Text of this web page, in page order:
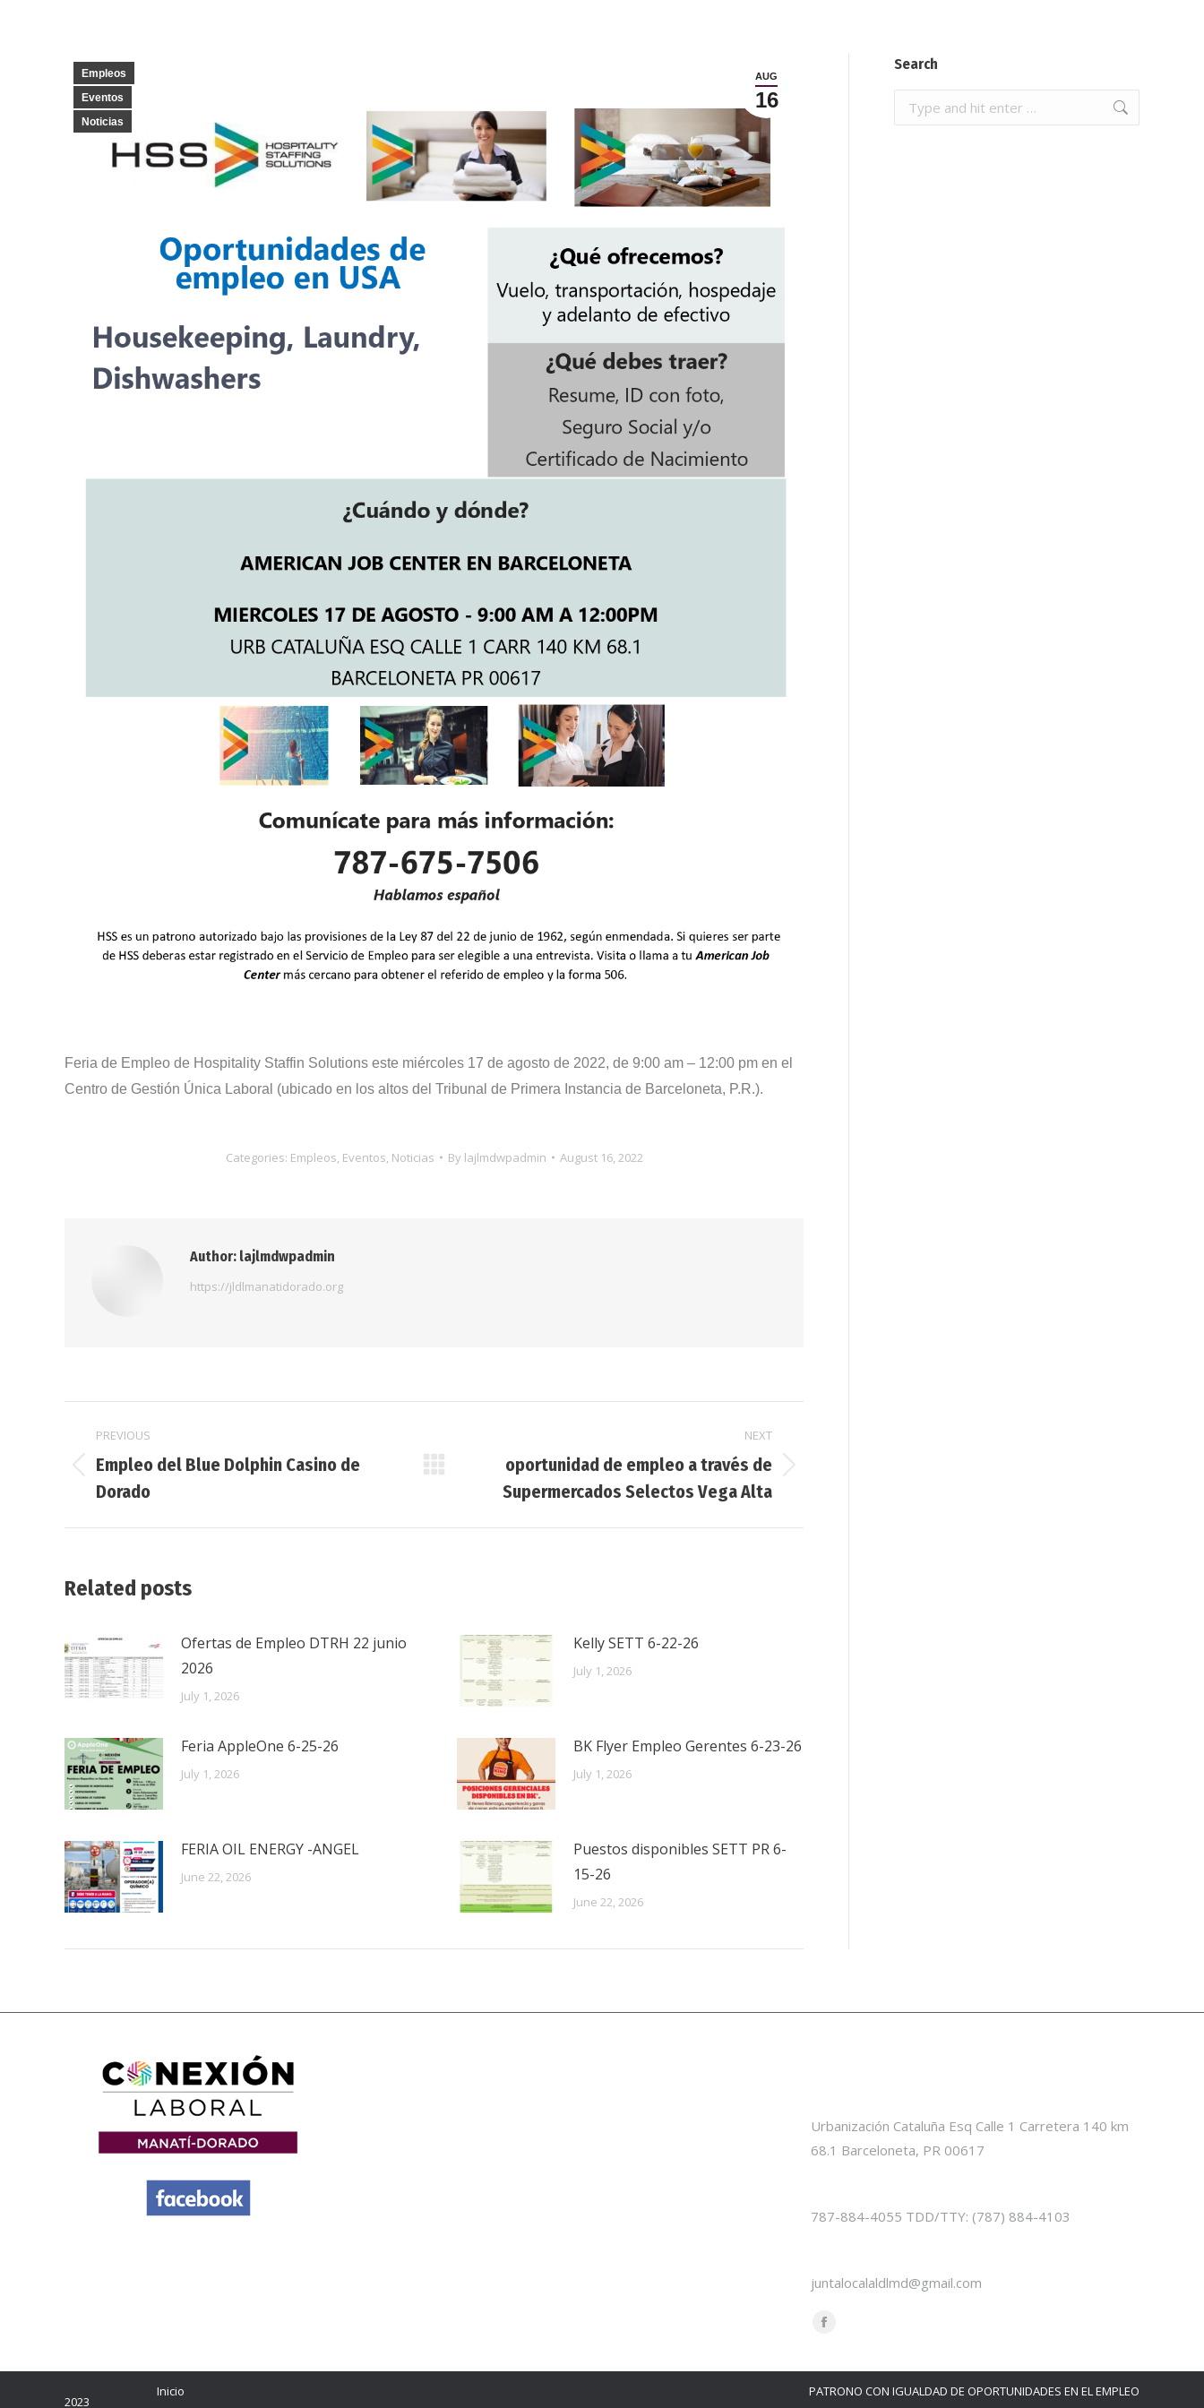
AUG
16
Empleos
Eventos
Noticias
Feria de Empleo de Hospitality Staffin Solutions este miércoles 17 de agosto de 2022, de 9:00 am – 12:00 pm en el
Centro de Gestión Única Laboral (ubicado en los altos del Tribunal de Primera Instancia de Barceloneta, P.R.).
Categories: Empleos, Eventos, Noticias By lajlmdwpadmin August 16, 2022
Author: lajlmdwpadmin
https://jldlmanatidorado.org
navigation
PREVIOUS
Previous
post:
Empleo del Blue Dolphin Casino de
Dorado
NEXT
post:
oportunidad de empleo a través de
Supermercados Selectos Vega Alta
Related posts
Ofertas de Empleo DTRH 22 junio
2026
July 1, 2026
Kelly SETT 6-22-26
July 1, 2026
Feria AppleOne 6-25-26
July 1, 2026
BK Flyer Empleo Gerentes 6-23-26
July 1, 2026
FERIA OIL ENERGY -ANGEL
June 22, 2026
Puestos disponibles SETT PR 6-
15-26
June 22, 2026
Search
Search:
Urbanización Cataluña Esq Calle 1 Carretera 140 km
68.1 Barceloneta, PR 00617
787-884-4055 TDD/TTY: (787) 884-4103
juntalocalaldlmd@gmail.com
Find us on:
Facebook
2023
Inicio
PATRONO CON IGUALDAD DE OPORTUNIDADES EN EL EMPLEO